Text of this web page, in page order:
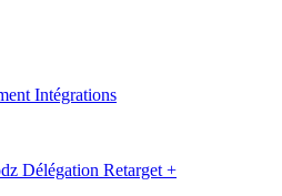
Intégrations
Délégation Retarget +